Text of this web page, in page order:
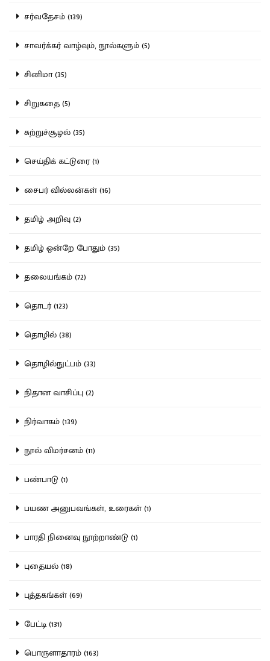
சர்வதேசம் (139)
சாவர்க்கர் வாழ்வும், நூல்களும் (5)
சினிமா (35)
சிறுகதை (5)
சுற்றுச்சூழல் (35)
செய்திக் கட்டுரை (1)
சைபர் வில்லன்கள் (16)
தமிழ் அறிவு (2)
தமிழ் ஒன்றே போதும் (35)
தலையங்கம் (72)
தொடர் (123)
தொழில் (38)
தொழில்நுட்பம் (33)
நிதான வாசிப்பு (2)
நிர்வாகம் (139)
நூல் விமர்சனம் (11)
பண்பாடு (1)
பயண அனுபவங்கள், உரைகள் (1)
பாரதி நினைவு நூற்றாண்டு (1)
புதையல் (18)
புத்தகங்கள் (69)
பேட்டி (131)
பொருளாதாரம் (163)